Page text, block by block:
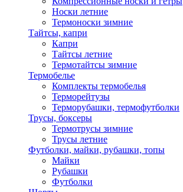
Носки летние
Термоноски зимние
Тайтсы, капри
Капри
Тайтсы летние
Термотайтсы зимние
Термобелье
Комплекты термобелья
Терморейтузы
Терморубашки, термофутболки
Трусы, боксеры
Термотрусы зимние
Трусы летние
Футболки, майки, рубашки, топы
Майки
Рубашки
Футболки